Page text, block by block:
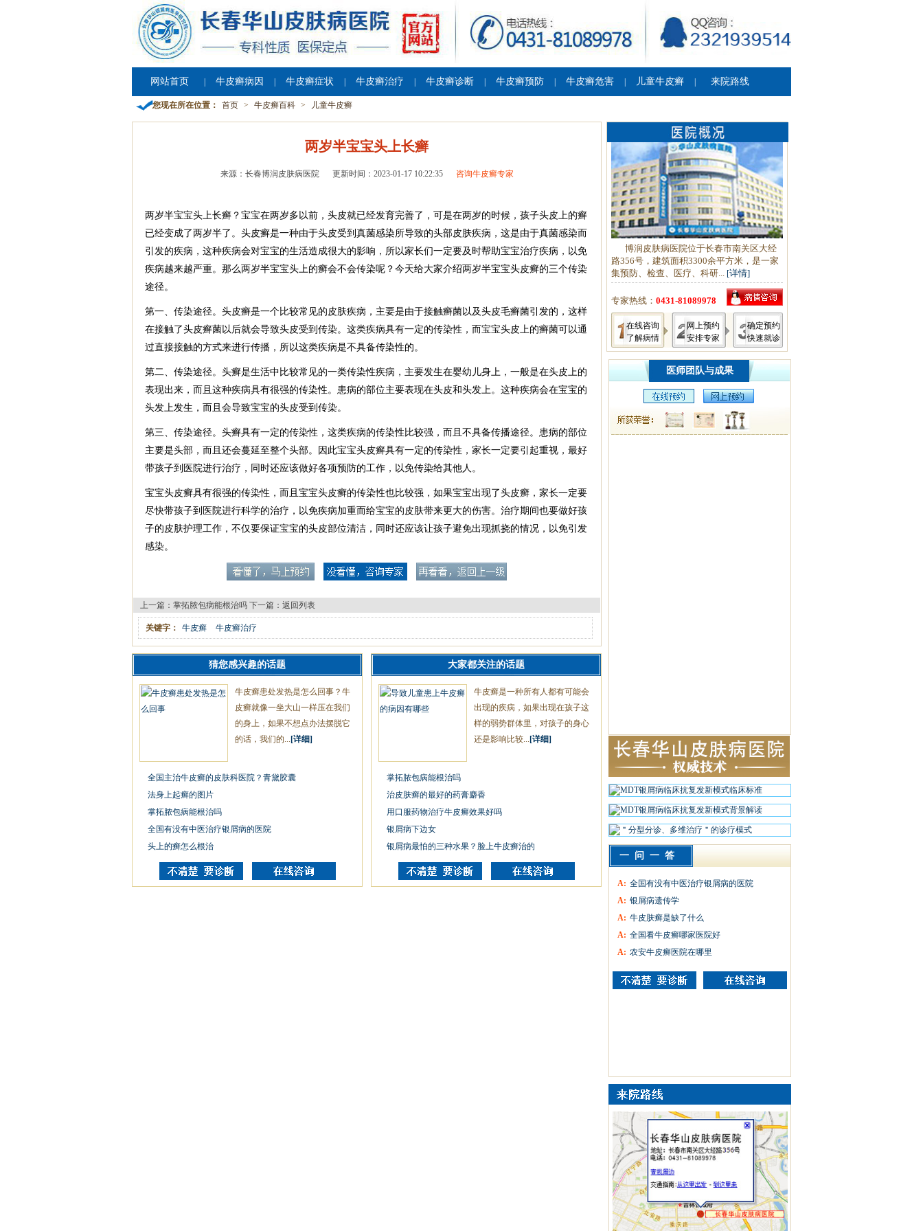
网站首页 牛皮癣病因 牛皮癣症状 牛皮癣治疗 牛皮癣诊断 牛皮癣预防 牛皮癣危害 儿童牛皮癣 来院路线
您现在所在位置： 首页 > 牛皮癣百科 > 儿童牛皮癣
两岁半宝宝头上长癣
来源：长春博润皮肤病医院 更新时间：2023-01-17 10:22:35 咨询牛皮癣专家
两岁半宝宝头上长癣？宝宝在两岁多以前，头皮就已经发育完善了，可是在两岁的时候，孩子头皮上的癣
已经变成了两岁半了。头皮癣是一种由于头皮受到真菌感染所导致的头部皮肤疾病，这是由于真菌感染而
引发的疾病，这种疾病会对宝宝的生活造成很大的影响，所以家长们一定要及时帮助宝宝治疗疾病，以免
疾病越来越严重。那么两岁半宝宝头上的癣会不会传染呢？今天给大家介绍两岁半宝宝头皮癣的三个传染
途径。
第一、传染途径。头皮癣是一个比较常见的皮肤疾病，主要是由于接触癣菌以及头皮毛癣菌引发的，这样
在接触了头皮癣菌以后就会导致头皮受到传染。这类疾病具有一定的传染性，而宝宝头皮上的癣菌可以通
过直接接触的方式来进行传播，所以这类疾病是不具备传染性的。
第二、传染途径。头癣是生活中比较常见的一类传染性疾病，主要发生在婴幼儿身上，一般是在头皮上的
表现出来，而且这种疾病具有很强的传染性。患病的部位主要表现在头皮和头发上。这种疾病会在宝宝的
头发上发生，而且会导致宝宝的头皮受到传染。
第三、传染途径。头癣具有一定的传染性，这类疾病的传染性比较强，而且不具备传播途径。患病的部位
主要是头部，而且还会蔓延至整个头部。因此宝宝头皮癣具有一定的传染性，家长一定要引起重视，最好
带孩子到医院进行治疗，同时还应该做好各项预防的工作，以免传染给其他人。
宝宝头皮癣具有很强的传染性，而且宝宝头皮癣的传染性也比较强，如果宝宝出现了头皮癣，家长一定要
尽快带孩子到医院进行科学的治疗，以免疾病加重而给宝宝的皮肤带来更大的伤害。治疗期间也要做好孩
子的皮肤护理工作，不仅要保证宝宝的头皮部位清洁，同时还应该让孩子避免出现抓挠的情况，以免引发
感染。
上一篇： 掌拓脓包病能根治吗 下一篇： 返回列表
关键字： 牛皮癣 牛皮癣治疗
猜您感兴趣的话题
牛皮癣患处发热是怎么回事？牛
皮癣就像一坐大山一样压在我们
的身上，如果不想点办法摆脱它
的话，我们的... [详细]
全国主治牛皮癣的皮肤科医院？青黛胶囊
法身上起癣的图片
掌拓脓包病能根治吗
全国有没有中医治疗银屑病的医院
头上的癣怎么根治
大家都关注的话题
牛皮癣是一种所有人都有可能会
出现的疾病，如果出现在孩子这
样的弱势群体里，对孩子的身心
还是影响比较... [详细]
掌拓脓包病能根治吗
治皮肤癣的最好的药膏麝香
用口服药物治疗牛皮癣效果好吗
银屑病下边女
银屑病最怕的三种水果？脸上牛皮癣治的
博润皮肤病医院位于长春市南关区大经
路356号，建筑面积3300余平方米，是一家
集预防、检查、医疗、科研... [详情]
专家热线： 0431-81089978
在线咨询
了解病情
网上预约
安排专家
确定预约
快速就诊
医师团队与成果
一问一答
A: 全国有没有中医治疗银屑病的医院
A: 银屑病遗传学
A: 牛皮肤癣是缺了什么
A: 全国看牛皮癣哪家医院好
A: 农安牛皮癣医院在哪里